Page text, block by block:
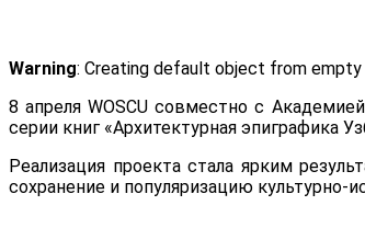
Warning: Creating default object from empty
8 апреля WOSCU совместно с
серии книг «Архитектурная эпиграфика
Реализация проекта стала ярким
сохранение и популяризацию культурно-